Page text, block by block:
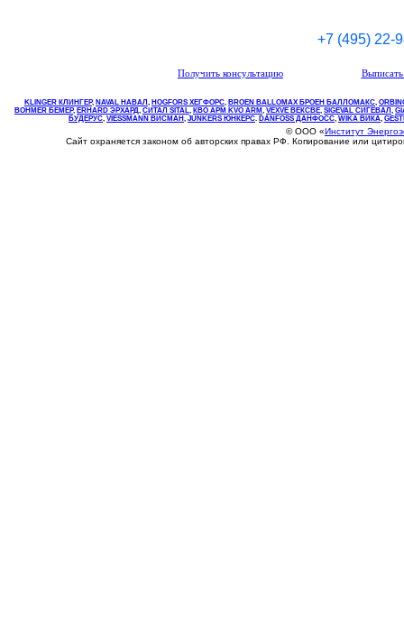
+7 (495) 22-
Получить консультацию
KLINGER КЛИНГЕР, NAVAL НАВАЛ , НOGFORS ХЕГФОРС, BROEN BALLOMAX БРОЕН БАЛЛОМАКС,
BOHMER БЕМЕР, ERHARD ЭРХАРД, СИТАЛ SITAL, КВО АРМ KVO ARM, VEXVE ВЕКСВЕ, SIGEVAL СИГЕВАЛ ,
БУДЕРУС, VIESSMANN ВИСМАН , JUNKERS ЮНКЕРС. DANFOSS ДАНФОСС, WIKA ВИКА,
© ООО «Институт
Сайт охраняется законом об авторских правах РФ. Копирование или